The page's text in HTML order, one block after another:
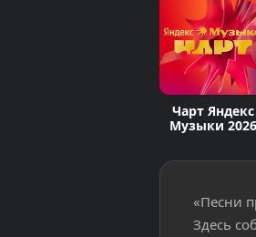
Чарт Яндекс
Музыки 2026
«Песни
Здесь